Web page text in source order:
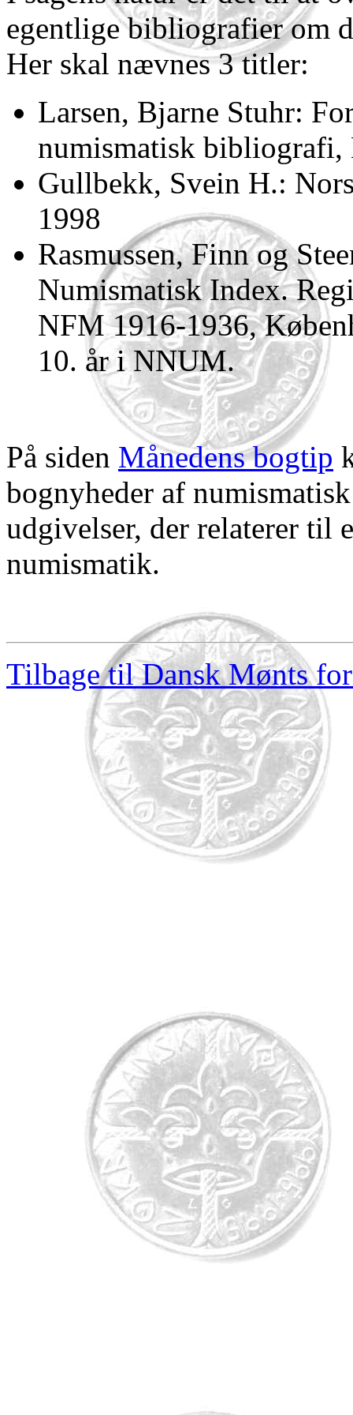
egentlige bibliografier om
Her skal nævnes 3 titler:
Larsen, Bjarne Stuhr:
numismatisk bibliografi,
Gullbekk, Svein H.:
1998
Rasmussen, Finn og
Numismatisk Index.
NFM 1916-1936,
10. år i NNUM.
På siden Månedens bogtip
bognyheder af
udgivelser, der relaterer til
numismatik.
Tilbage til Dansk Mønts